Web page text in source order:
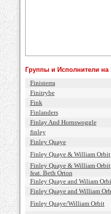
Группы и Исполнители на
Finisterra
Finitrybe
Fink
Finlanders
Finlay And Hornswoggle
finley
Finley Quaye
Finley Quaye & William Orbit
Finley Quaye & William Orbit
feat. Beth Orton
Finley Quaye and Wiliam
Finley Quaye and William
Finley Quaye/William Orbit